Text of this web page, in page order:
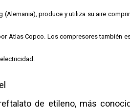
(Alemania), produce y utiliza su aire
Atlas Copco. Los compresores también
de etileno, más